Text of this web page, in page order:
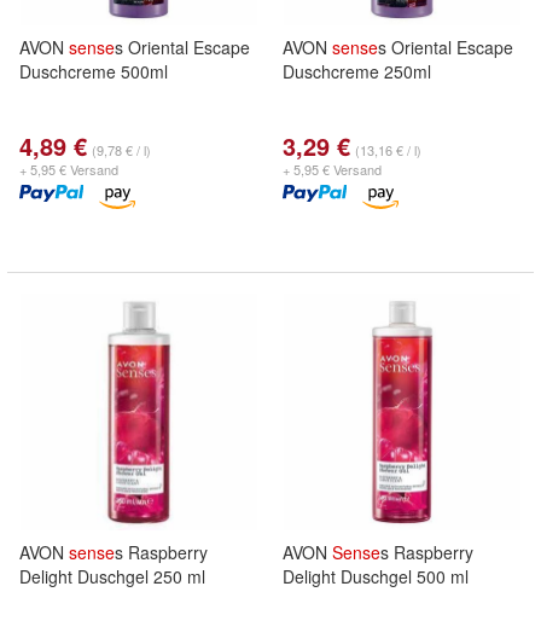
AVON senses Oriental Escape
Duschcreme 500ml
4,89 € (9,78 € / l)
+ 5,95 € Versand
AVON senses Oriental Escape
Duschcreme 250ml
3,29 € (13,16 € / l)
+ 5,95 € Versand
AVON senses Raspberry
Delight Duschgel 250 ml
AVON Senses Raspberry
Delight Duschgel 500 ml